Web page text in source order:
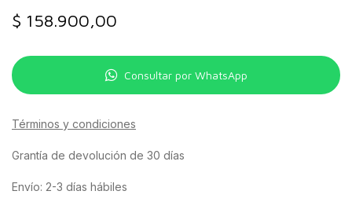
$ 158.900,00
Consultar por WhatsApp
Términos y condiciones
Grantía de devolución de 30 días
Envío: 2-3 días hábiles